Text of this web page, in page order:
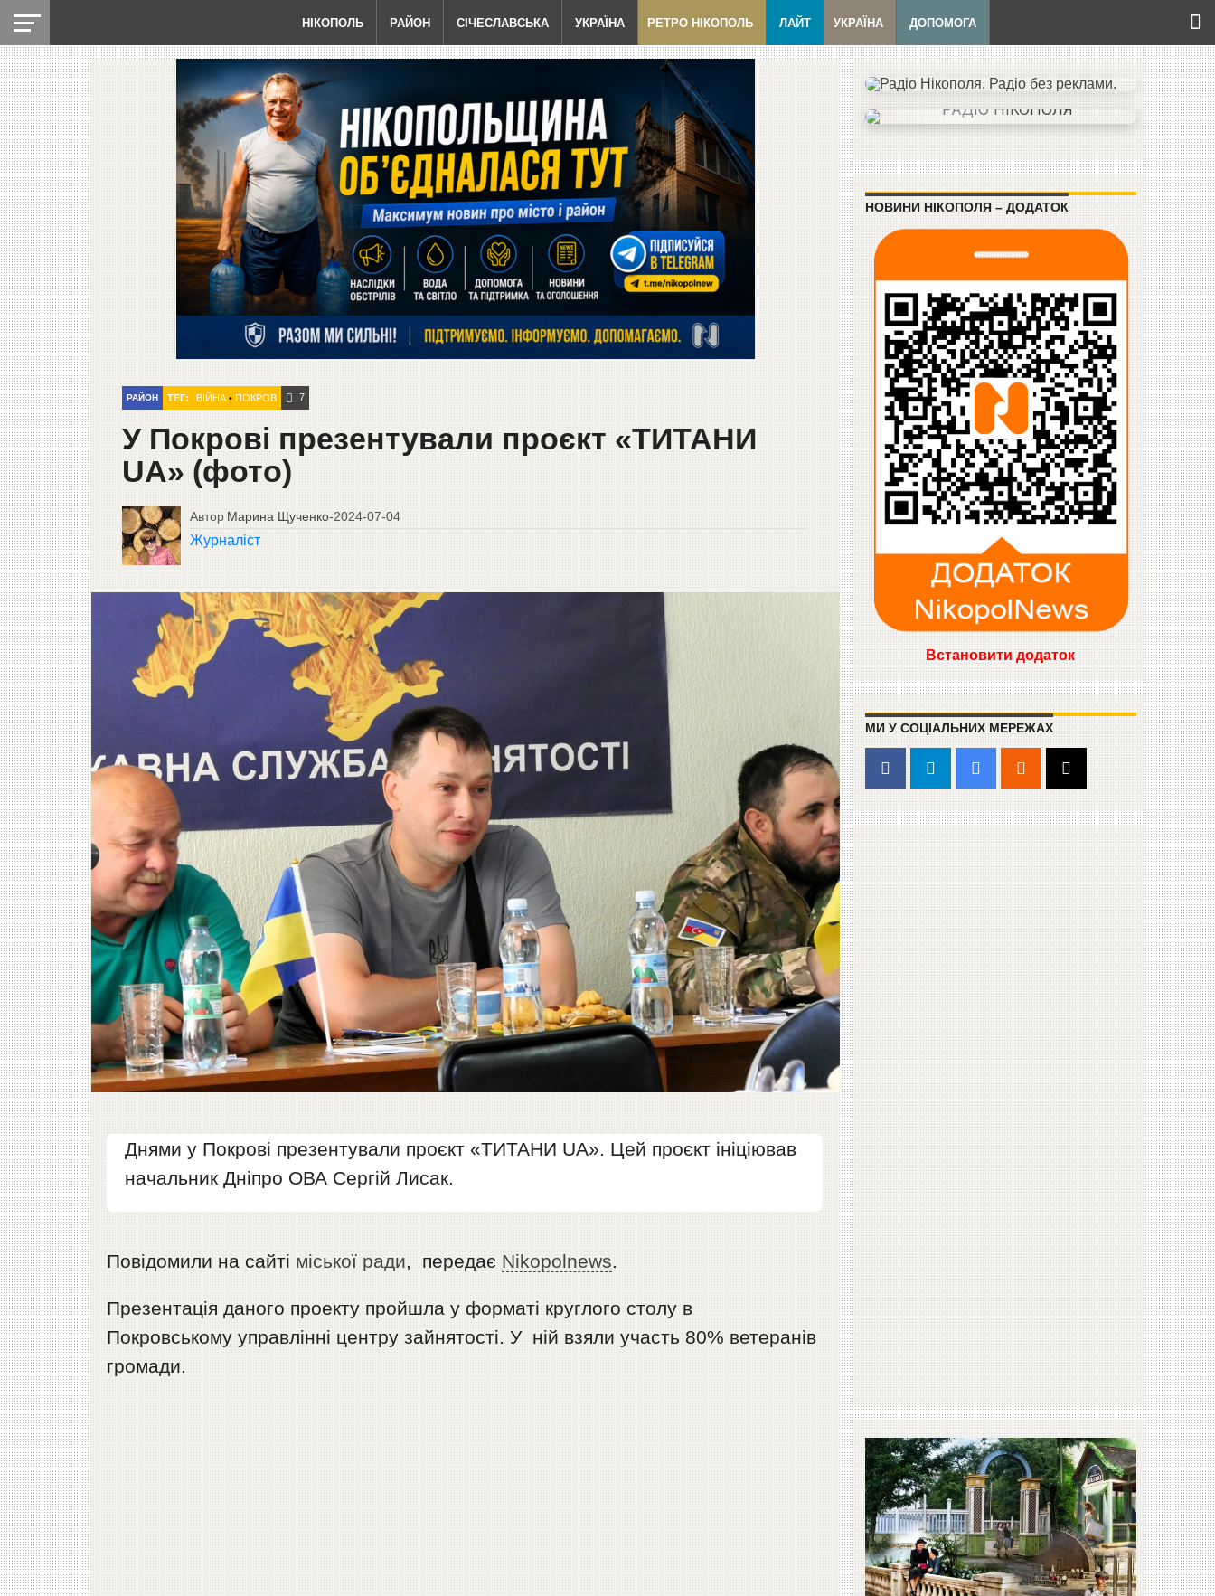
НІКОПОЛЬ РАЙОН СІЧЕСЛАВСЬКА УКРАЇНА РЕТРО НІКОПОЛЬ ЛАЙТ УКРАЇНА ДОПОМОГА
РАЙОН ТЕГ: ВІЙНА• ПОКРОВ 7
У Покрові презентували проєкт «ТИТАНИ
UA» (фото)
Автор Марина Щученко-2024-07-04
Журналіст
Днями у Покрові презентували проєкт «ТИТАНИ UA». Цей проєкт ініціював
начальник Дніпро ОВА Сергій Лисак.
Повідомили на сайті міської ради, передає Nikopolnews.
Презентація даного проекту пройшла у форматі круглого столу в
Покровському управлінні центру зайнятості. У ній взяли участь 80% ветеранів
громади.
НОВИНИ НІКОПОЛЯ – ДОДАТОК
Встановити додаток
МИ У СОЦІАЛЬНИХ МЕРЕЖАХ